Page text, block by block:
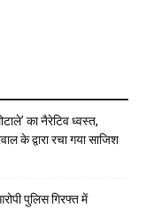
का नैरेटिव ध्वस्त,
के द्वारा रचा गया साजिश
पुलिस गिरफ्त में